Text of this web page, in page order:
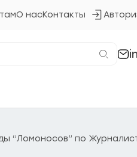
О насКонтакты
Кнопка
“Ломоносов” по